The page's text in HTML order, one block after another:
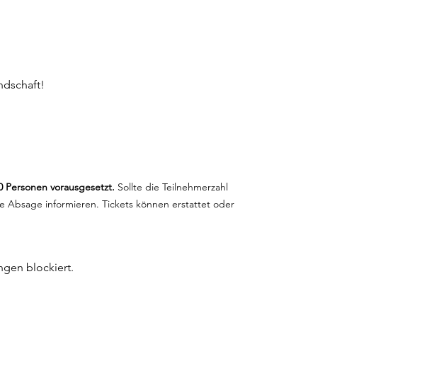
Personen vorausgesetzt. Sollte die Teilnehmerzahl
Absage informieren. Tickets können erstattet oder
blockiert.